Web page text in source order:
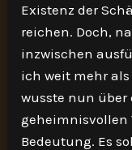
Existenz der
reichen. Doch,
inzwischen
ich weit mehr
wusste nun über
geheimnisvollen
Bedeutung. Es